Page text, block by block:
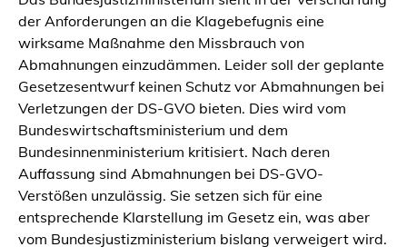
der Anforderungen an die Klagebefugnis eine
wirksame Maßnahme den Missbrauch von
Abmahnungen einzudämmen. Leider soll der geplante
Gesetzesentwurf keinen Schutz vor Abmahnungen bei
Verletzungen der DS-GVO bieten. Dies wird vom
Bundeswirtschaftsministerium und dem
Bundesinnenministerium kritisiert. Nach deren
Auffassung sind Abmahnungen bei DS-GVO-
Verstößen unzulässig. Sie setzen sich für eine
entsprechende Klarstellung im Gesetz ein, was aber
vom Bundesjustizministerium bislang verweigert wird.